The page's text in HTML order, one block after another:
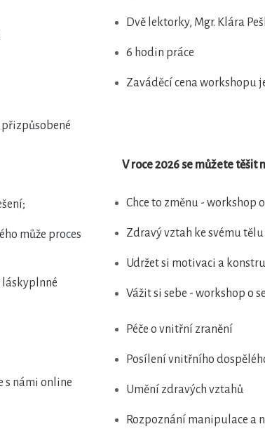
může proces
s námi online
Dvě lektorky, Mgr. Klára
6 hodin práce
Zaváděcí cena workshopu
V roce 2026 se můžete těšit
Chce to změnu - workshop
Zdravý vztah ke svému tělu
Udržet si motivaci a
Vážit si sebe - workshop o
Péče o vnitřní zranění
Posílení vnitřního
Umění zdravých vztahů
Rozpoznání manipulace a